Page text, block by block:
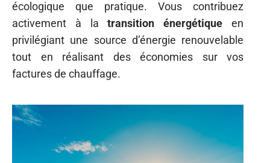
écologique que pratique. Vous contribuez
activement à latransition énergétique en
privilégiant une source d’énergie renouvelable
tout en réalisant des économies sur vos
factures de chauffage.